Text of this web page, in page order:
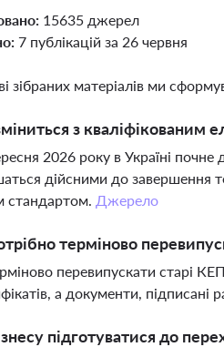
15635 джерел
7 публікацій за 26 червня
зібраних матеріалів ми
з кваліфікованим
2026 року в Україні
дійсними до завершення
стандартом. Джерело
терміново
перевипускати старі
а документи,
підготуватися до